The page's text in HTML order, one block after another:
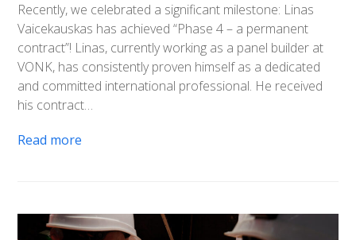
Recently, we celebrated a significant milestone: Linas
Vaicekauskas has achieved “Phase 4 – a permanent
contract”! Linas, currently working as a panel builder at
VONK, has consistently proven himself as a dedicated
and committed international professional. He received
his contract…
Read more